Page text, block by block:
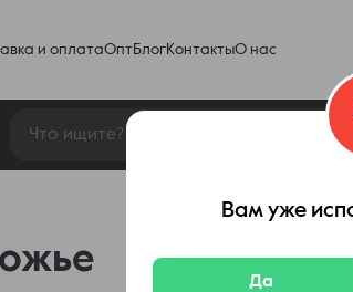
и оплатаОпт БлогКонтактыО нас
Вам уже
Да